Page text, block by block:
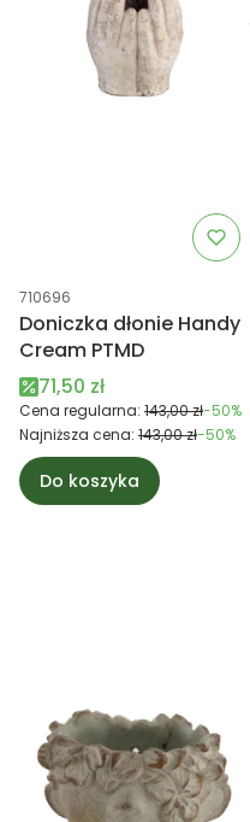
Kod produktu
710696
Doniczka dłonie Handy
Cream PTMD
Cena promocyjna
71,50 zł
Cena regularna: 143,00 zł-50%
Najniższa cena: 143,00 zł-50%
Do koszyka